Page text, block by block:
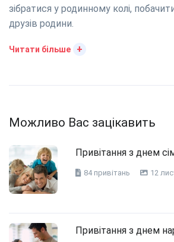
зібратися у родинному колі,
друзів родини.
Читати більше +
Можливо Вас зацікавить
Привітання з днем
84 привітань 12
Привітання з днем